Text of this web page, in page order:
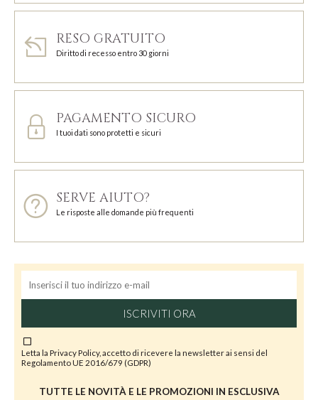
RESO GRATUITO
Diritto di recesso entro 30 giorni
PAGAMENTO SICURO
I tuoi dati sono protetti e sicuri
SERVE AIUTO?
Le risposte alle domande più frequenti
ISCRIVITI ORA
Letta la Privacy Policy, accetto di ricevere la newsletter ai sensi del
Regolamento UE 2016/679 (GDPR)
TUTTE LE NOVITÀ E LE PROMOZIONI IN ESCLUSIVA